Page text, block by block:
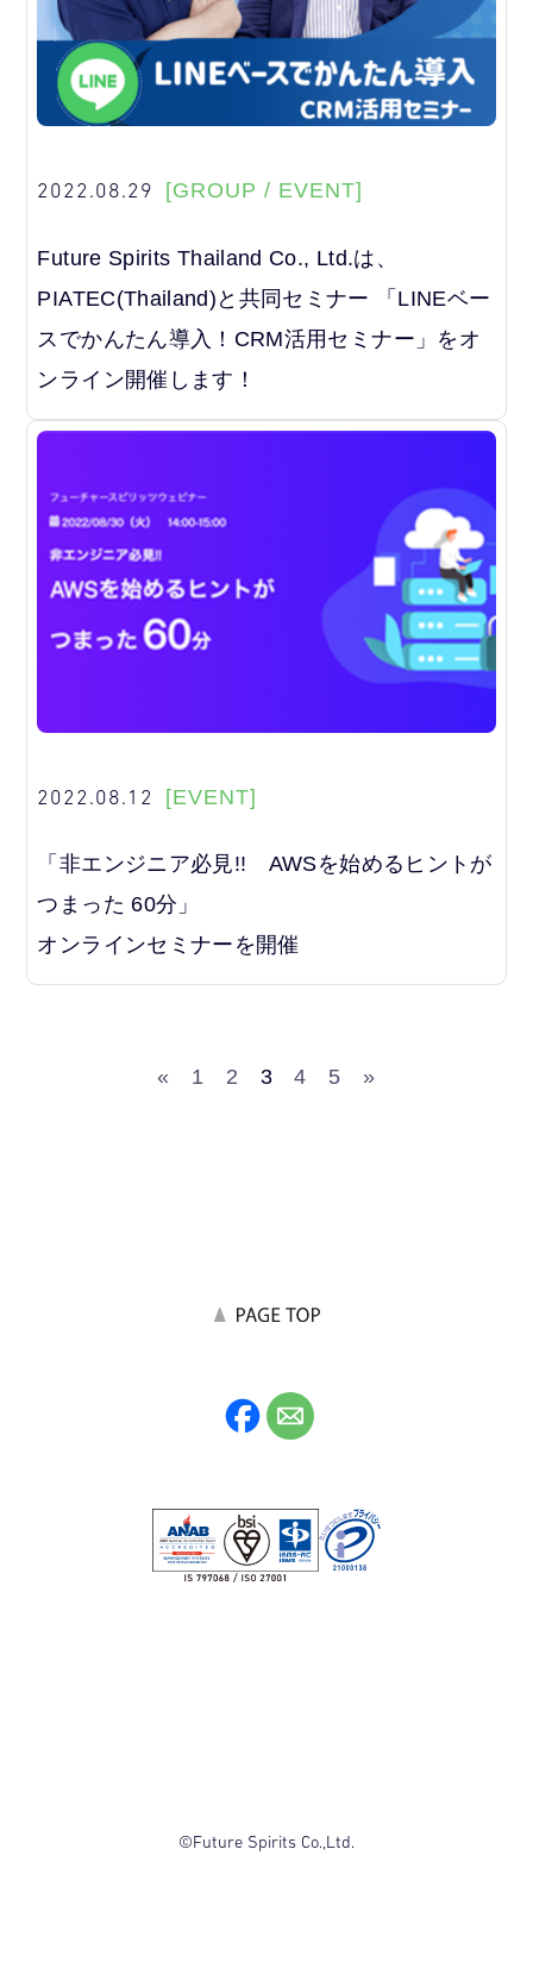
2022.08.29 [GROUP / EVENT]
Future Spirits Thailand Co., Ltd.は、
PIATEC(Thailand)と共同セミナー 「LINEベー
スでかんたん導入！CRM活用セミナー」をオ
ンライン開催します！
2022.08.12 [EVENT]
「非エンジニア必見!! AWSを始めるヒントが
つまった 60分」
オンラインセミナーを開催
« 1 2 3 4 5 »
©Future Spirits Co.,Ltd.